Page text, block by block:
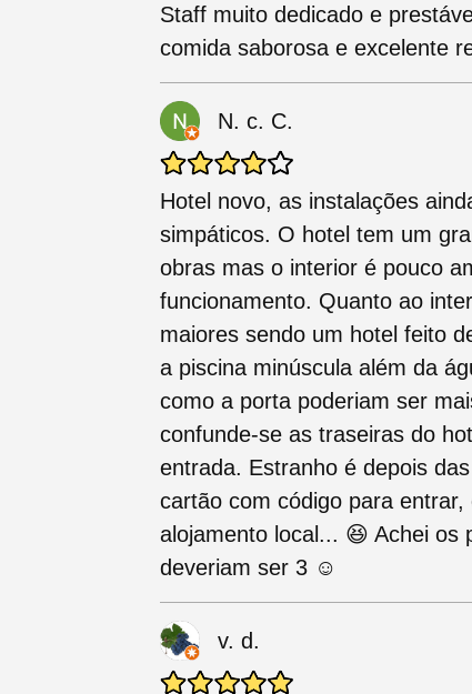
Staff muito dedicado e
comida saborosa e excelente
N. c. C.
Hotel novo, as instalações
simpáticos. O hotel tem um
obras mas o interior é pouco
funcionamento. Quanto ao
maiores sendo um hotel feito
a piscina minúscula além da
como a porta poderiam ser
confunde-se as traseiras do
entrada. Estranho é depois
cartão com código para
alojamento local... 😆 Achei os
deveriam ser 3 ☺️
v. d.